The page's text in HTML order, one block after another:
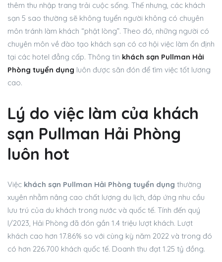
thêm thu nhập trang trải cuộc sống. Thế nhưng, các khách
sạn 5 sao thường sẽ không tuyển người không có chuyên
môn tránh làm khách “phật lòng”. Theo đó, những người có
chuyên môn về đào tạo khách sạn có cơ hội việc làm ổn định
tại các hotel đẳng cấp. Thông tin khách sạn Pullman Hải
Phòng tuyển dụng luôn được săn đón để tìm việc tốt lương
cao.
Lý do việc làm của khách
sạn Pullman Hải Phòng
luôn hot
Việc khách sạn Pullman Hải Phòng tuyển dụng thường
xuyên nhằm nâng cao chất lượng du lịch, đáp ứng nhu cầu
lưu trú của du khách trong nước và quốc tế. Tính đến quý
I/2023, Hải Phòng đã đón gần 1.4 triệu lượt khách. Lượt
khách cao hơn 17.86% so với cùng kỳ năm 2022 và trong đó
có hơn 226.700 khách quốc tế. Doanh thu đạt 1.25 tỷ đồng.